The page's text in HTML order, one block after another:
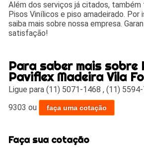
Além dos serviços já citados, também
Pisos Vinílicos e piso amadeirado. Por
saiba mais sobre nossa empresa.
satisfação!
Para saber mais sobre
Paviflex Madeira Vila
Ligue para(11) 5071-1468 ,(11)
9303 ou faça uma cotação
Faça sua cotação